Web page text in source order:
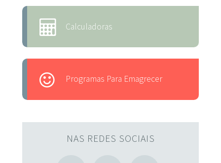
Calculadoras
Programas Para Emagrecer
NAS REDES SOCIAIS